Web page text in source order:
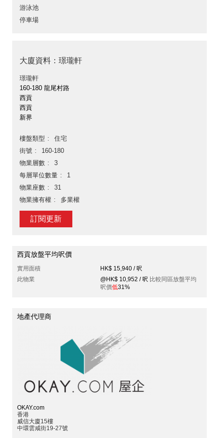
游泳池
停車場
大廈資料：璟瓏軒
璟瓏軒
160-180 龍尾村路
西貢
西貢
新界
樓盤類型
住宅
街號
160-180
物業層數
3
每層單位數量
1
物業座數
31
物業擁有權
多業權
訂閱更新
西貢放盤平均呎價
實用面積
HK$ 15,940 / 呎
此物業
@HK$ 10,952 / 呎 比較同區放盤平均
呎價低31%
地產代理商
OKAY.com
香港
威信大廈15樓
中環雲咸街19-27號